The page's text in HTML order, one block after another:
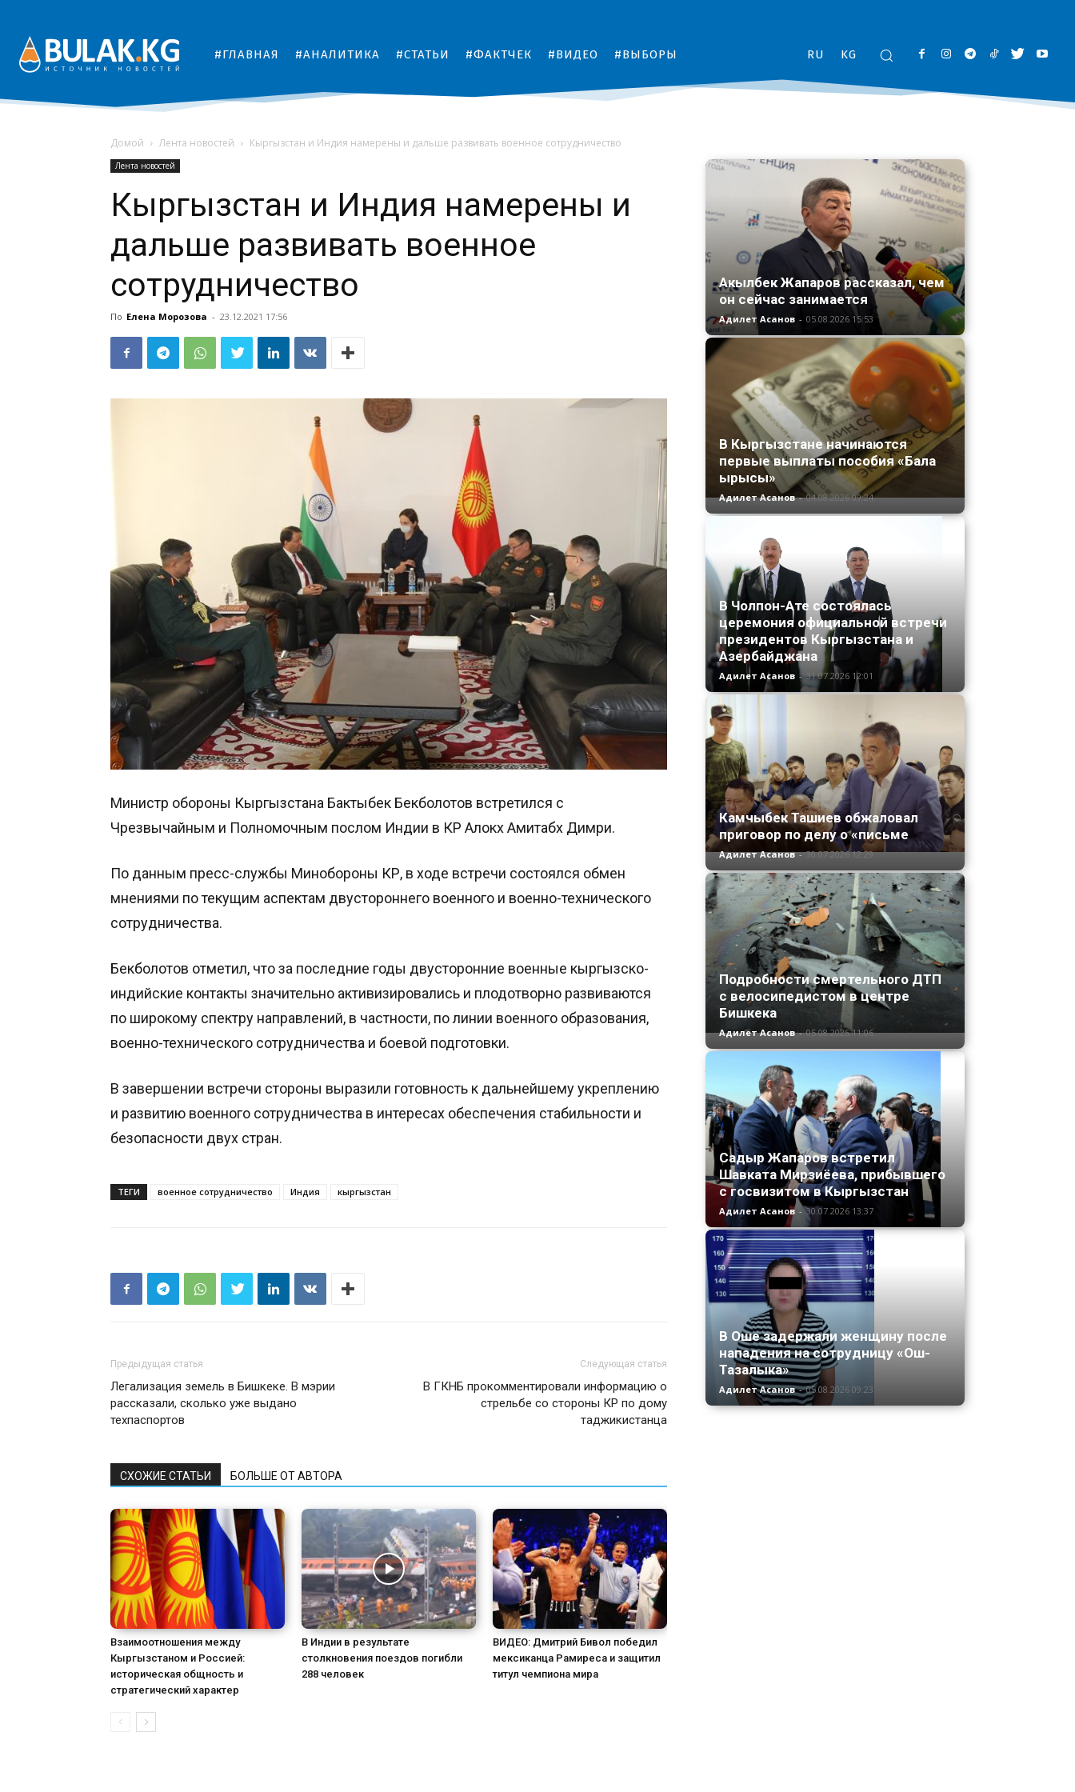
#ГЛАВНАЯ #АНАЛИТИКА #СТАТЬИ #ФАКТЧЕК #ВИДЕО #ВЫБОРЫ RU KG
Домой Лента новостей Кыргызстан и Индия намерены и дальше развивать военное сотрудничество
Лента новостей
Кыргызстан и Индия намерены и
дальше развивать военное
сотрудничество
По Елена Морозова - 23.12.2021 17:56
Министр обороны Кыргызстана Бактыбек Бекболотов встретился с
Чрезвычайным и Полномочным послом Индии в КР Алокх Амитабх Димри.
По данным пресс-службы Минобороны КР, в ходе встречи состоялся обмен
мнениями по текущим аспектам двустороннего военного и военно-технического
сотрудничества.
Бекболотов отметил, что за последние годы двусторонние военные кыргызско-
индийские контакты значительно активизировались и плодотворно развиваются
по широкому спектру направлений, в частности, по линии военного образования,
военно-технического сотрудничества и боевой подготовки.
В завершении встречи стороны выразили готовность к дальнейшему укреплению
и развитию военного сотрудничества в интересах обеспечения стабильности и
безопасности двух стран.
ТЕГИ военное сотрудничество Индия кыргызстан
Предыдущая статья
Легализация земель в Бишкеке. В мэрии
рассказали, сколько уже выдано
техпаспортов
Следующая статья
В ГКНБ прокомментировали информацию о
стрельбе со стороны КР по дому
таджикистанца
СХОЖИЕ СТАТЬИ БОЛЬШЕ ОТ АВТОРА
Взаимоотношения между
Кыргызстаном и Россией:
историческая общность и
стратегический характер
В Индии в результате
столкновения поездов погибли
288 человек
ВИДЕО: Дмитрий Бивол победил
мексиканца Рамиреса и защитил
титул чемпиона мира
Акылбек Жапаров рассказал, чем
он сейчас занимается
Адилет Асанов - 05.08.2026 15:53
В Кыргызстане начинаются
первые выплаты пособия «Бала
ырысы»
Адилет Асанов - 04.08.2026 09:24
В Чолпон-Ате состоялась
церемония официальной встречи
президентов Кыргызстана и
Азербайджана
Адилет Асанов - 31.07.2026 12:01
Камчыбек Ташиев обжаловал
приговор по делу о «письме
Адилет Асанов - 30.07.2026 12:29
Подробности смертельного ДТП
с велосипедистом в центре
Бишкека
Адилет Асанов - 05.08.2026 11:06
Садыр Жапаров встретил
Шавката Мирзиёева, прибывшего
с госвизитом в Кыргызстан
Адилет Асанов - 30.07.2026 13:37
В Оше задержали женщину после
нападения на сотрудницу «Ош-
Тазалыка»
Адилет Асанов - 05.08.2026 09:23